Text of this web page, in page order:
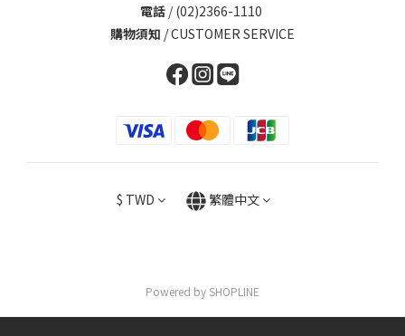
電話 / (02)2366-1110
購物須知 /CUSTOMER SERVICE
$ TWD 繁體中文
Powered by SHOPLINE